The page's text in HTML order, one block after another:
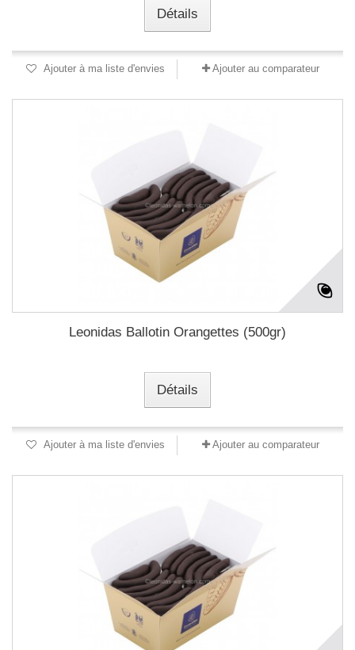
Détails
Ajouter à ma liste d'envies Ajouter au comparateur
Leonidas Ballotin Orangettes (500gr)
Détails
Ajouter à ma liste d'envies Ajouter au comparateur